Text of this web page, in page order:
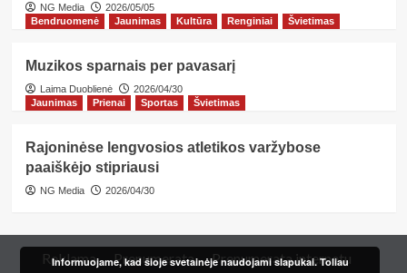
NG Media
2026/05/05
Bendruomenė
Jaunimas Kultūra Renginiai Švietimas
Muzikos sparnais per pavasarį
Laima Duoblienė
2026/04/30
Jaunimas
Prienai Sportas Švietimas
Rajoninėse lengvosios atletikos varžybose
paaiškėjo stipriausi
NG Media 2026/04/30
Reklama Prenumerata
Prenumerata internetu
Informuojame, kad šioje svetainėje naudojami slapukai. Toliau